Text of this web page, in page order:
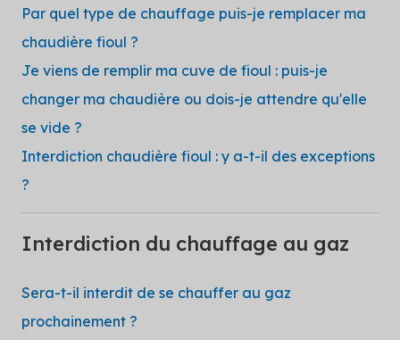
Par quel type de chauffage puis-je remplacer ma
chaudière fioul ?
Je viens de remplir ma cuve de fioul : puis-je
changer ma chaudière ou dois-je attendre qu'elle
se vide ?
Interdiction chaudière fioul : y a-t-il des exceptions
?
Interdiction du chauffage au gaz
Sera-t-il interdit de se chauffer au gaz
prochainement ?